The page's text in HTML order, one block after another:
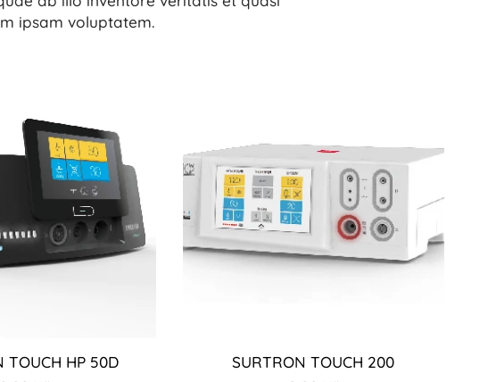
ipsam voluptatem.
TOUCH HP 50D SURTRON TOUCH 200